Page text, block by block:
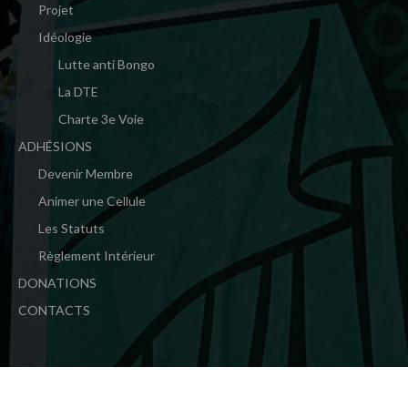
Projet
Idéologie
Lutte anti Bongo
La DTE
Charte 3e Voie
ADHÉSIONS
Devenir Membre
Animer une Cellule
Les Statuts
Règlement Intérieur
DONATIONS
CONTACTS